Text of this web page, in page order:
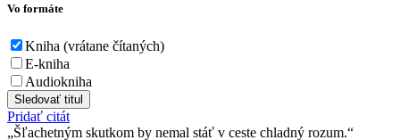
Vo formáte
Kniha (vrátane čítaných)
E-kniha
Audiokniha
Sledovať titul
Pridať citát
Šľachetným skutkom by nemal stáť v ceste chladný rozum.